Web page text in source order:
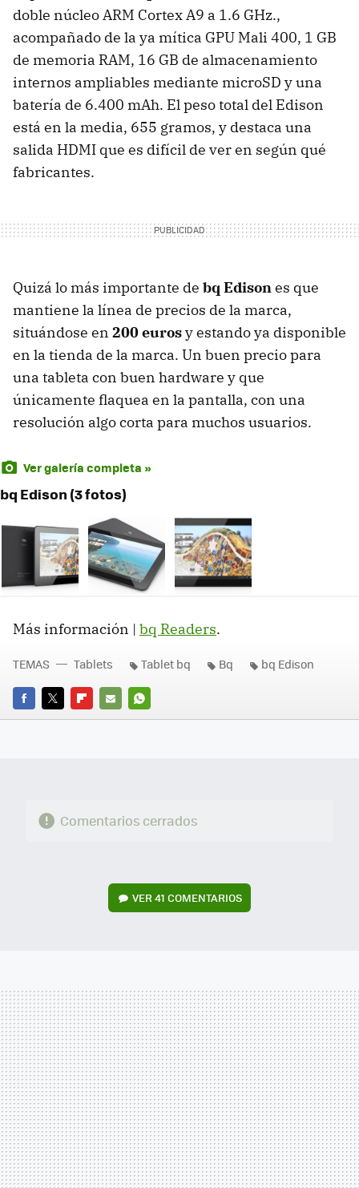
doble núcleoARM Cortex A9 a 1.6 GHz.,
acompañado de la ya mítica GPU Mali 400, 1 GB
de memoria RAM, 16 GB de almacenamiento
internos ampliables mediante microSD y una
batería de 6.400 mAh. El peso total del Edison
está en la media, 655 gramos, y destaca una
salida HDMI que es difícil de ver en según qué
fabricantes.
Quizá lo más importante de bq Edisones que
mantiene la línea de precios de la marca,
situándose en 200 eurosy estando ya disponible
en la tienda de la marca. Un buen precio para
una tableta con buen hardware y que
únicamente flaquea en la pantalla, con una
resolución algo corta para muchos usuarios.
Ver galería completa »
bq Edison (3 fotos)
Más información | bq Readers.
FACEBOOK
TWITTERFLIPBOARD
E-
WHATSAPP
TEMAS Tablets Tablet bq Bq bq Edison
Comentarios cerrados
VER41 COMENTARIOS